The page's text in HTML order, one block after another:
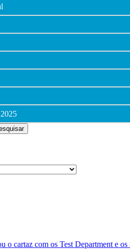
o cartaz com os Test Department e